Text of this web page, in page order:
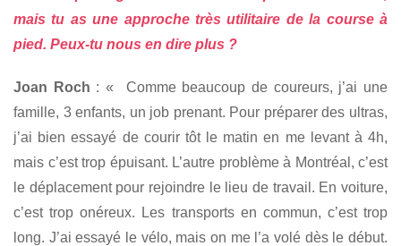
mais tu as une approche très utilitaire de la course à
pied. Peux-tu nous en dire plus ?
Joan Roch : « Comme beaucoup de coureurs, j’ai une
famille, 3 enfants, un job prenant. Pour préparer des ultras,
j’ai bien essayé de courir tôt le matin en me levant à 4h,
mais c’est trop épuisant. L’autre problème à Montréal, c’est
le déplacement pour rejoindre le lieu de travail. En voiture,
c’est trop onéreux. Les transports en commun, c’est trop
long. J’ai essayé le vélo, mais on me l’a volé dès le début.